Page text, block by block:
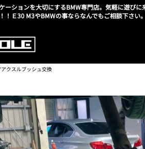
ーションを大切にするBMW専門店。気軽に遊び
！Ｅ30 M3やBMWの事ならなんでもご相談下さい。
クスルブッシュ交換